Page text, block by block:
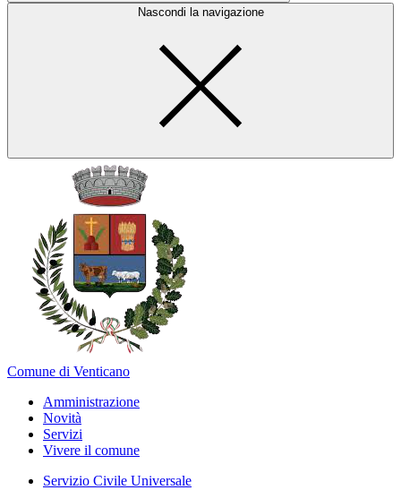
Nascondi la navigazione
Comune di Venticano
Amministrazione
Novità
Servizi
Vivere il comune
Servizio Civile Universale